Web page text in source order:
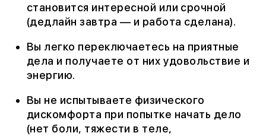
становится интересной или срочной
(дедлайн завтра — и работа сделана).
Вы легко переключаетесь на приятные
дела и получаете от них удовольствие и
энергию.
Вы не испытываете физического
дискомфорта при попытке начать дело
(нет боли, тяжести в теле,